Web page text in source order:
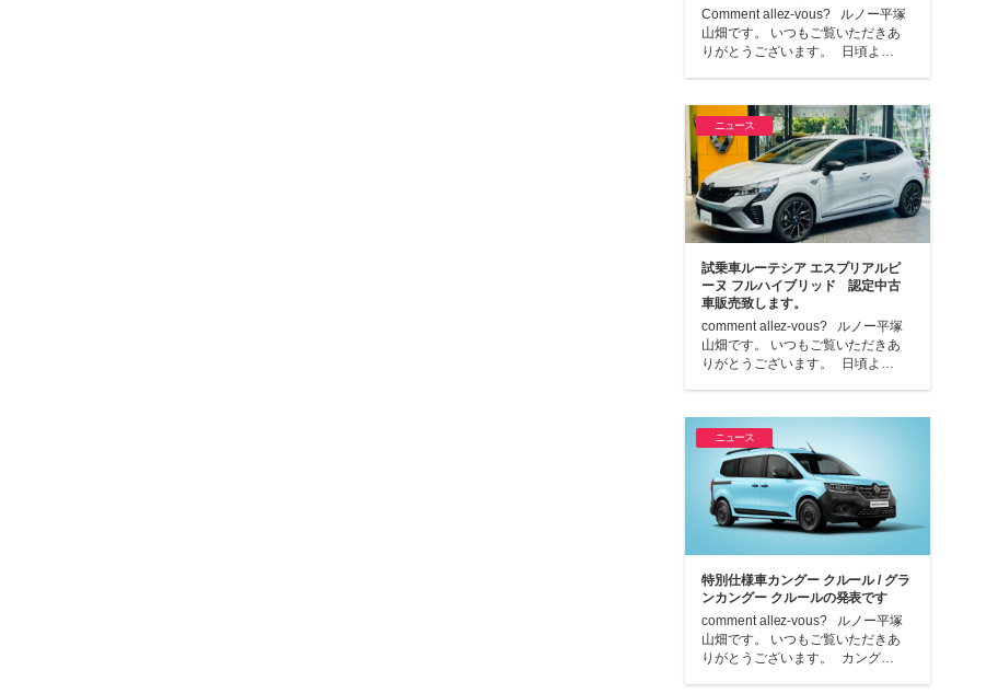
Comment allez-vous? ルノー平塚
山畑です。 いつもご覧いただきあ
りがとうございます。 日頃よ…
ニュース
試乗車ルーテシア エスプリアルピ
ーヌ フルハイブリッド 認定中古
車販売致します。
comment allez-vous? ルノー平塚
山畑です。 いつもご覧いただきあ
りがとうございます。 日頃よ…
ニュース
特別仕様車カングー クルール / グラ
ンカングー クルールの発表です
comment allez-vous? ルノー平塚
山畑です。 いつもご覧いただきあ
りがとうございます。 カング…